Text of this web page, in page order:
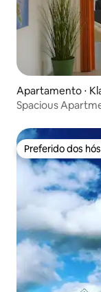
Apartamento ⋅
Spacious
Preferido dos
Preferido dos